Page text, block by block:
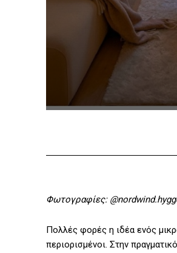
Φωτογραφίες:
Πολλές φορές η ιδέα ενός
περιορισμένοι. Στην